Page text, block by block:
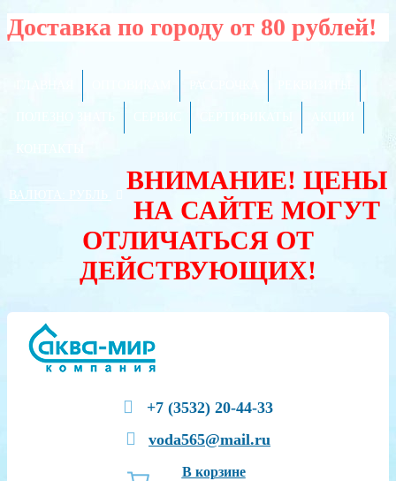
Доставка по городу от 80 рублей!
ВАЛЮТА:
ВНИМАНИЕ! ЦЕНЫ
НА САЙТЕ МОГУТ
ОТЛИЧАТЬСЯ ОТ
ДЕЙСТВУЮЩИХ!
+7 (3532) 20-44-33
voda565@mail.ru
В корзине